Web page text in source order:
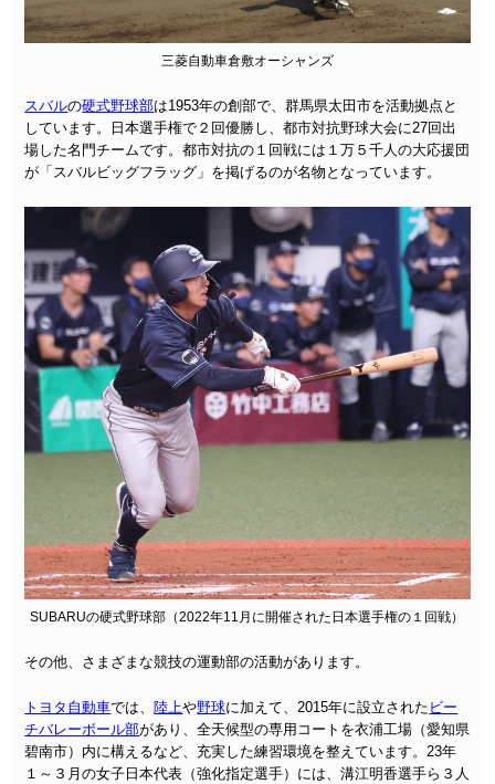
三菱自動車倉敷オーシャンズ
スバルの硬式野球部は1953年の創部で、群馬県太田市を活動拠点と
しています。日本選手権で２回優勝し、都市対抗野球大会に27回出
場した名門チームです。都市対抗の１回戦には１万５千人の大応援団
が「スバルビッグフラッグ」を掲げるのが名物となっています。
SUBARUの硬式野球部（2022年11月に開催された日本選手権の１回戦）
その他、さまざまな競技の運動部の活動があります。
トヨタ自動車では、 陸上や野球に加えて、2015年に設立された ビー
チバレーボール部があり、全天候型の専用コートを衣浦工場（愛知県
碧南市）内に構えるなど、充実した練習環境を整えています。23年
１～３月の女子日本代表（強化指定選手）には、溝江明香選手ら３人